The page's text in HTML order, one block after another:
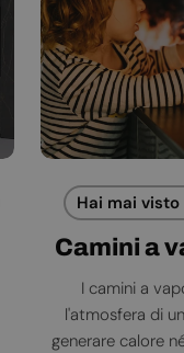
Hai mai
Camini a
I camini a
l'atmosfera di
generare calore